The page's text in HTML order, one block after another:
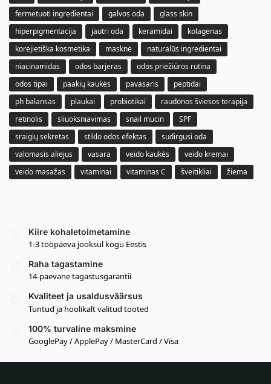
fermetuoti ingredientai
galvos oda
glass skin
hiperpigmentacija
jautri oda keramidai
kolagenas
korėjietiška kosmetika
masknė
naturalūs ingredientai
niacinamidas
odos barjeras
odos priežiūros rutina
odos tipai
paakių kaukės pavasaris
peptidai
ph balansas
plaukai probiotikai
raudonos šviesos terapija
retinolis
sliuoksniavimas snail mucin
SPF
sraigių sekretas
stiklo odos efektas
sudirgusi oda
valomasis aliejus
vasara veido kaukės
veido kremai
veido masažas
vitaminai vitaminas C šveitikliai žiema
Kiire kohaletoimetamine
1-3 tööpäeva jooksul kogu Eestis
Raha tagastamine
14-päevane tagastusgarantii
Kvaliteet ja usaldusväärsus
Tuntud ja hoolikalt valitud tooted
100% turvaline maksmine
GooglePay / ApplePay / MasterCard / Visa